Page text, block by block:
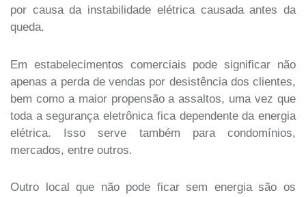
por causa da instabilidade elétrica causada antes da
queda.
Em estabelecimentos comerciais pode significar não
apenas a perda de vendas por desistência dos clientes,
bem como a maior propensão a assaltos, uma vez que
toda a segurança eletrônica fica dependente da energia
elétrica. Isso serve também para condomínios,
mercados, entre outros.
Outro local que não pode ficar sem energia são os